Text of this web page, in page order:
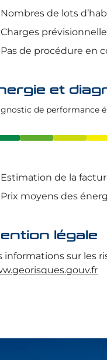
Nombres de lots
Charges
Pas de procédure en
et
de performance
Estimation de la
Prix moyens des
légale
informations sur les